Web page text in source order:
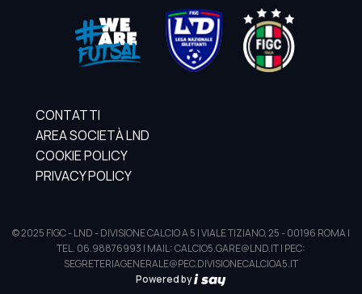
CONTATTI
AREA SOCIETÀ LND
COOKIE POLICY
PRIVACY POLICY
© 2025 FIGC - LND - DIVISIONE CALCIO A 5 | VIALE TIZIANO, 25 - 00196 ROMA |
TEL. 06.98876993 | MAIL: CALCIO5.GARE@LND.IT | PEC:
SEGRETERIAGENERALE@PEC.DIVISIONECALCIOA5.IT
Powered by